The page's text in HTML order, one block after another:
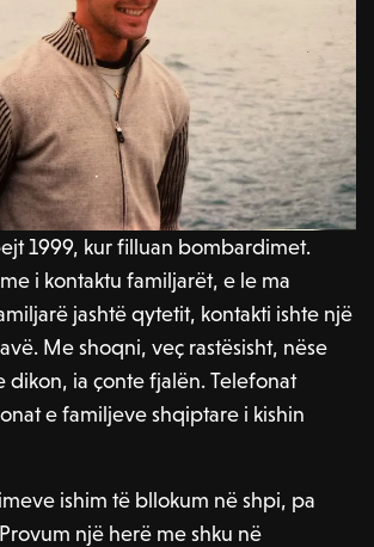
1999, kur filluan bombardimet.
i kontaktu familjarët, e le ma
jashtë qytetit, kontakti ishte një
Me shoqni, veç rastësisht, nëse
dikon, ia çonte fjalën. Telefonat
e familjeve shqiptare i kishin
ishim të bllokum në shpi, pa
një herë me shku në